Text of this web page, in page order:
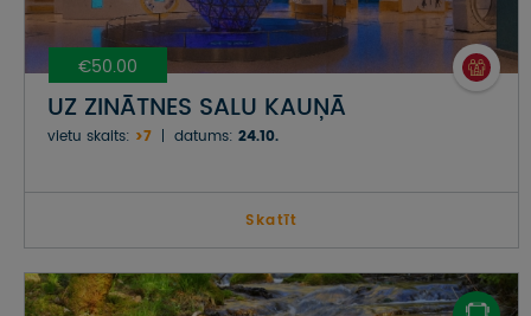
€50.00
UZ ZINĀTNES SALU KAUŅĀ
vietu skaits: >7 datums: 24.10.
Skatīt